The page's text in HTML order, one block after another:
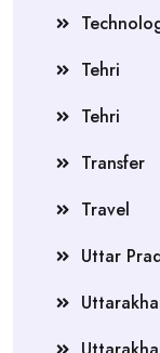
Tehri
Tehri
Transfer
Travel
Uttar